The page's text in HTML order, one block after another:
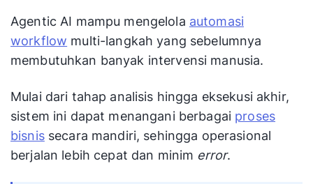
Agentic AI mampu mengelola automasi
workflow multi-langkah yang sebelumnya
membutuhkan banyak intervensi manusia.
Mulai dari tahap analisis hingga eksekusi akhir,
sistem ini dapat menangani berbagai proses
bisnissecara mandiri, sehingga operasional
berjalan lebih cepat dan minim error.